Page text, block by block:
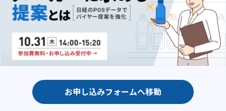
お申し込みフォームへ移動